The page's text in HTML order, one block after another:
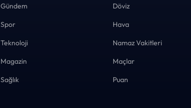
Gündem
Spor
Teknoloji
Magazin
Sağlık
Döviz
Hava
Namaz Vakitleri
Maçlar
Puan